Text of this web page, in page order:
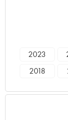
2023
2018